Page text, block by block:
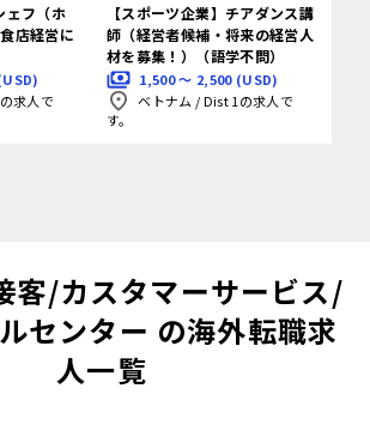
ェフ（ホ
店経営に
求人で
【スポーツ企業】チアダンス講
師（経営者候補・将来の経営人
材を募集！）（語学不問）
1,500 〜 2,500 (USD)
ベトナム /Dist 1の求人で
す。
客/カスタマーサービス/
センター の海外転職求
人一覧